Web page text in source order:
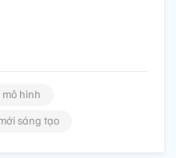
mô hình
sáng tạo